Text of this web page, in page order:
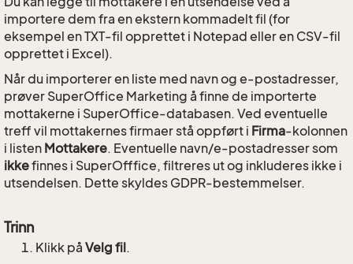
importere dem fra en ekstern kommadelt fil (for
eksempel en TXT-fil opprettet i Notepad eller en CSV-fil
opprettet i Excel).
Når du importerer en liste med navn og e-postadresser,
prøver SuperOffice Marketing å finne de importerte
mottakerne i SuperOffice-databasen. Ved eventuelle
treff vil mottakernes firmaer stå oppført i Firma-kolonnen
i listen Mottakere. Eventuelle navn/e-postadresser som
ikkefinnes i SuperOfffice, filtreres ut og inkluderes ikke i
utsendelsen. Dette skyldes GDPR-bestemmelser.
Trinn
Klikk på Velg fil.